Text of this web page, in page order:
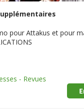
pour Attakus et pour
- Revues